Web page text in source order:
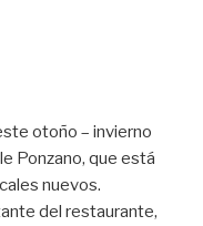
otoño – invierno
Ponzano, que está
nuevos.
del restaurante,